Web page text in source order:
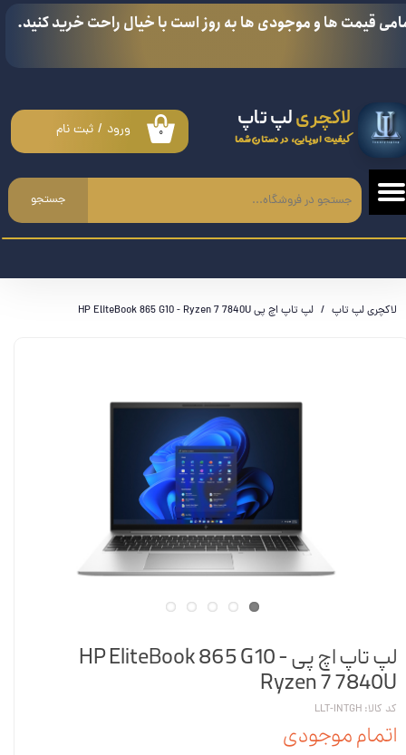
لاکچریلپ تاپ
کیفیت اروپایی، در دستان شما
جستجو
۰ ورود / ثبت نام
حساب کاربری من
سفارشات
خروج از حساب کاربری
قیمت ها و موجودی ها به روز است با خیال راحت خرید کنید.
لاکچری لپ تاپ لپ تاپ اچ پی HP EliteBook 865 G10 - Ryzen 7 7840U
لپ تاپ اچ پی HP EliteBook 865 G10 -
Ryzen 7 7840U
کد کالا: LLT-INTGH
اتمام موجودی